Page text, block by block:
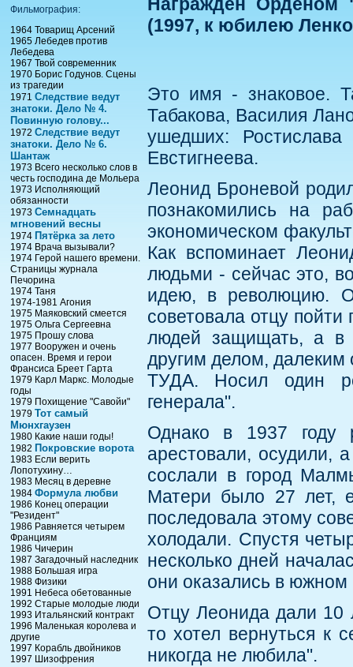
Фильмография:
1964 Товарищ Арсений
1965 Лебедев против
Лебедева
1967 Твой современник
1970 Борис Годунов. Сцены
из трагедии
1971 Следствие ведут
знатоки. Дело № 4.
Повинную голову...
1972 Следствие ведут
знатоки. Дело № 6.
Шантаж
1973 Всего несколько слов в
честь господина де Мольера
1973 Исполняющий
обязанности
1973 Семнадцать
мгновений весны
1974 Пятёрка за лето
1974 Врача вызывали?
1974 Герой нашего времени.
Страницы журнала
Печорина
1974 Таня
1974-1981 Агония
1975 Маяковский смеется
1975 Ольга Сергеевна
1975 Прошу слова
1977 Вооружен и очень
опасен. Время и герои
Франсиса Бреет Гарта
1979 Карл Маркс. Молодые
годы
1979 Похищение "Савойи"
1979 Тот самый
Мюнхгаузен
1980 Какие наши годы!
1982 Покровские ворота
1983 Если верить
Лопотухину…
1983 Месяц в деревне
1984 Формула любви
1986 Конец операции
"Резидент"
1986 Равняется четырем
Франциям
1986 Чичерин
1987 Загадочный наследник
1988 Большая игра
1988 Физики
1991 Небеса обетованные
1992 Старые молодые люди
1993 Итальянский контракт
1996 Маленькая королева и
другие
1997 Корабль двойников
1997 Шизофрения
Награжден Орденом
(1997, к юбилею
Это имя - знаковое.
Табакова, Василия
ушедших:
Евстигнеева.
Леонид Броневой
познакомились на
экономическом
Как вспоминает
людьми - сейчас это,
идею, в революцию.
советовала отцу
людей защищать, а в
другим делом,
ТУДА. Носил один
генерала".
Однако в 1937 году
арестовали, осудили,
сослали в город
Матери было 27 лет,
последовала этому
холодали. Спустя
несколько дней
они оказались в южном
Отцу Леонида дали 10
то хотел вернуться к
никогда не любила".